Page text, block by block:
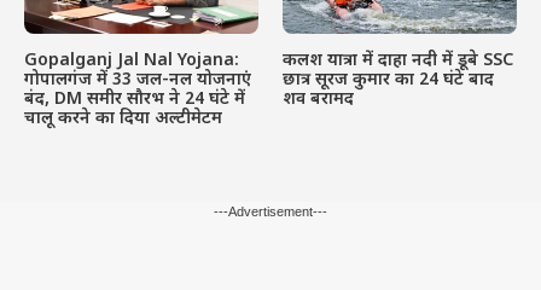
Gopalganj Jal Nal Yojana:
गोपालगंज में 33 जल-नल योजनाएं
बंद, DM समीर सौरभ ने 24 घंटे में
चालू करने का दिया अल्टीमेटम
कलश यात्रा में दाहा नदी में डूबे SSC
छात्र सूरज कुमार का 24 घंटे बाद
शव बरामद
---Advertisement---